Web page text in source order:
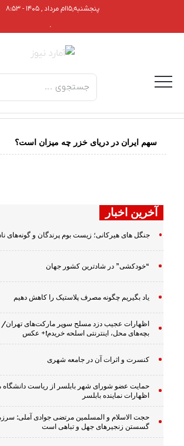
پنجشنبه,۱۵ام مرداد , ۱۴۰۵ - ۸:۵۳
.
سهم ایران در دریای خزر چه میزان است؟
آخرین اخبار
جنگل های هیرکانی؛ زیست بوم پرندگان و گونه‌های
“خودکشی” در شادترین کشور جهان
یاد بگیریم چگونه مصرف پلاستیک را کاهش دهیم
اظهارات عجیب دزد مسلح سوپر مارکت‌های تهران/
بچه‌های محل، اینترنتی اسلحه خریدم!+ عکس
کنسرت و اثرات آن در جامعه شهری
حمایت عضو شورای شهر بابلسر از ریاست دانشگاه
اظهارات نماینده بابلسر
حجت الاسلام و المسلمین مرتضی جوادی آملی:
گسستن زنجیرهاى جهل و تباهى است